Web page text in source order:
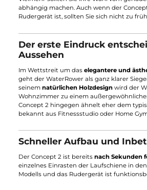
WaterRower vs.
im Vergleich
Stehen Sie nun vor der
Rower Sie sich entscheiden sollen,
sagen.Concept 2 und WaterRower
außergewöhnliche Heimtrainer
Ihre Entscheidung fällt, Sie werden
Vorweg: In meinem Rudergerät Test
Vielmehr sollten Sie Ihre Wahl vom
abhängig machen. Auch wenn der
Rudergerät ist, sollten Sie sich nicht
Der erste Eindruck
Aussehen
Im Wettstreit um daselegantere und
geht der WaterRower als ganz klarer